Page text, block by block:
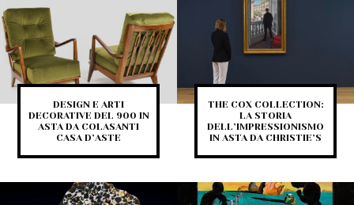
DESIGN E ARTI
DECORATIVE DEL 900 IN
ASTA DA COLASANTI
CASA D’ASTE
THE COX COLLECTION:
LA STORIA
DELL’IMPRESSIONISMO
IN ASTA DA CHRISTIE’S